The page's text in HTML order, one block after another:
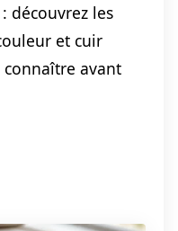
découvrez les
et cuir
connaître avant